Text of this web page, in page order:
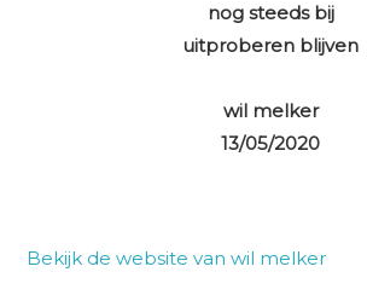
nog steeds bij
uitproberen blijven
wil melker
13/05/2020
Bekijk de website van wil melker